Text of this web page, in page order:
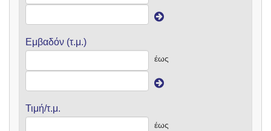
Εμβαδόν (τ.μ.)
έως
Τιμή/τ.μ.
έως